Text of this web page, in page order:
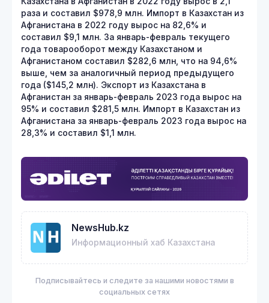
раза и составил $978,9 млн. Импорт в Казахстан из
Афганистана в 2022 году вырос на 82,6% и
составил $9,1 млн. За январь-февраль текущего
года товарооборот между Казахстаном и
Афганистаном составил $282,6 млн, что на 94,6%
выше, чем за аналогичный период предыдущего
года ($145,2 млн). Экспорт из Казахстана в
Афганистан за январь-февраль 2023 года вырос на
95% и составил $281,5 млн. Импорт в Казахстан из
Афганистана за январь-февраль 2023 года вырос на
28,3% и составил $1,1 млн.
NewsHub.kz
Информационный хаб Казахстана
Подписывайтесь и следите за нашими новостями в
социальных сетях